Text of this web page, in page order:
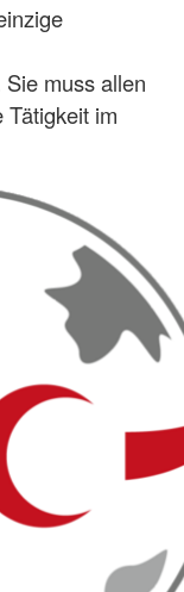
muss allen
Tätigkeit im